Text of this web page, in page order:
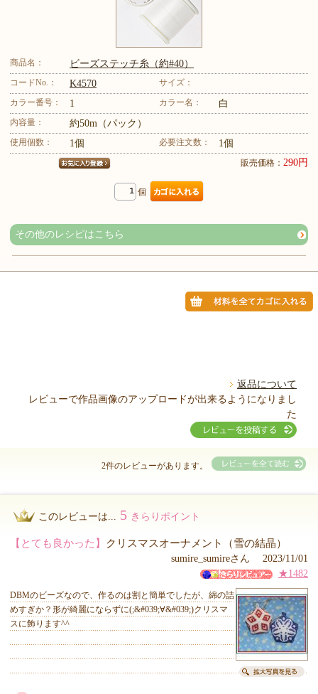
商品名： ビーズステッチ糸（約#40）
コードNo.： K4570
サイズ：
カラー番号：
1 カラー名： 白
内容量： 約50m（パック）
使用個数： 1個 必要注文数： 1個
販売価格： 290円
個
その他のレシピはこちら
返品について
レビューで作品画像のアップロードが出来るようになりまし
た
2件のレビューがあります。
このレビューは... 5 きらりポイント
【とても良かった】 クリスマスオーナメント（雪の結晶）
sumire_sumireさん 2023/11/01
★1482
DBMのビーズなので、作るのは割と簡単でしたが、綿の詰
めすぎか？形が綺麗にならずに(;&#039;∀&#039;)クリスマ
スに飾ります^^